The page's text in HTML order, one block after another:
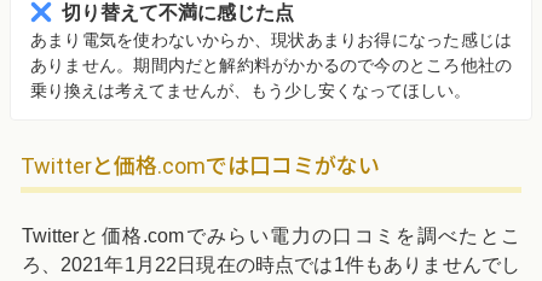
切り替えて不満に感じた点
あまり電気を使わないからか、現状あまりお得になった感じは
ありません。期間内だと解約料がかかるので今のところ他社の
乗り換えは考えてませんが、もう少し安くなってほしい。
Twitterと価格.comでは口コミがない
Twitterと価格.comでみらい電力の口コミを調べたとこ
ろ、2021年1月22日現在の時点では1件もありませんでし